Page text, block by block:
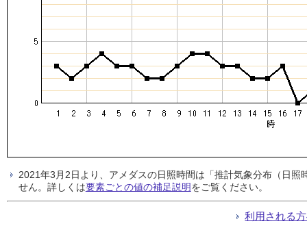
2021年3月2日より、アメダスの日照時間は「推計気象分布（日
せん。詳しくは要素ごとの値の補足説明をご覧ください。
利用される